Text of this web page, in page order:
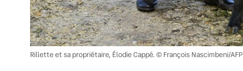
Rillette et sa propriétaire, Élodie Cappé. © François Nascimbeni/AFP